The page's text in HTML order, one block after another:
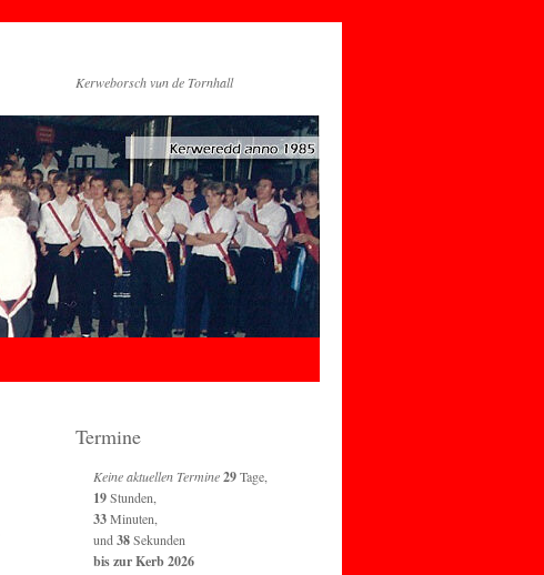
Kerweborsch vun de Tornhall
Termine
Keine aktuellen Termine 29Tage,
19Stunden,
33Minuten,
und 37Sekunden
bis zur Kerb 2026